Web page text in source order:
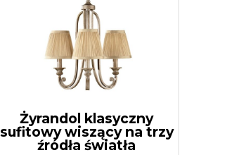
Żyrandol klasyczny
sufitowy wiszący na trzy
źródła światła